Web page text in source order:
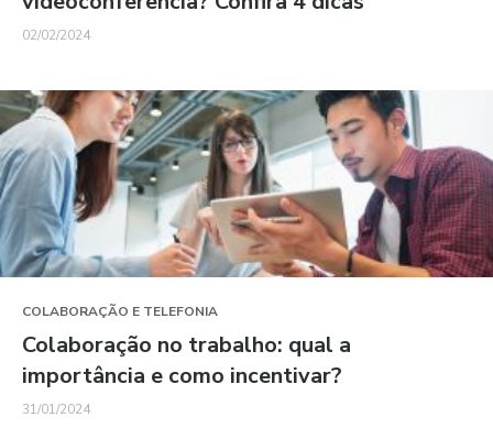
02/02/2024
COLABORAÇÃO E TELEFONIA
Colaboração no trabalho: qual a
importância e como incentivar?
31/01/2024